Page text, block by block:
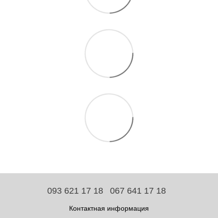
093 621 17 18 067 641 17 18
Контактная информация